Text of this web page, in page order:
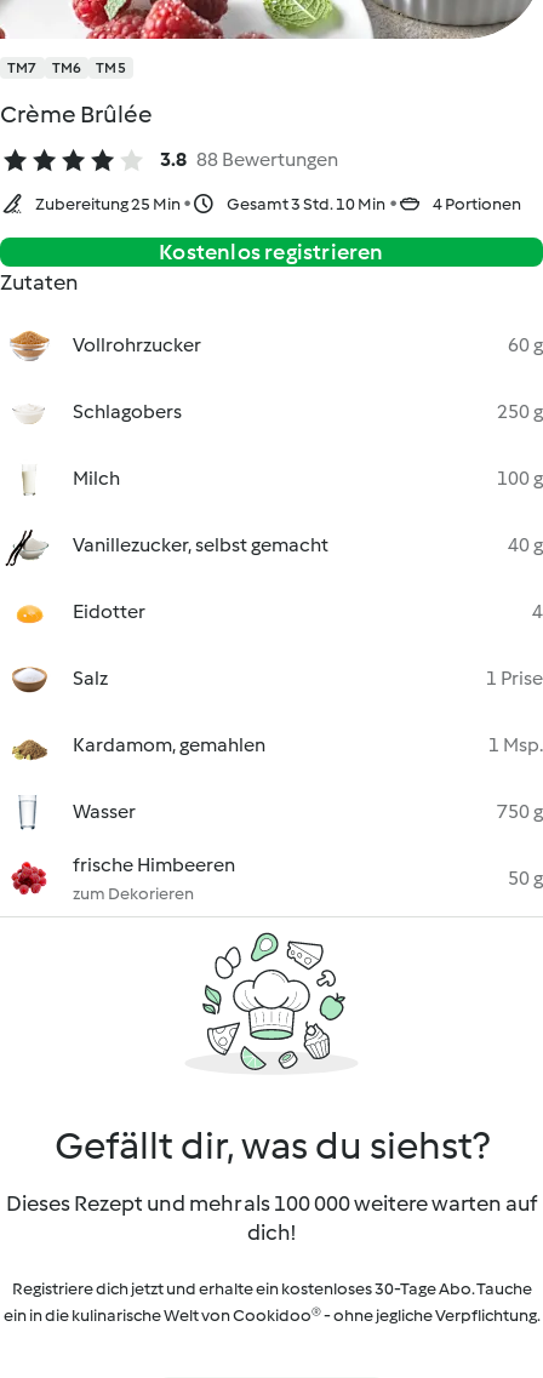
TM7 TM6 TM5
Crème Brûlée
3.8 88 Bewertungen
Zubereitung 25 Min Gesamt 3 Std. 10 Min 4 Portionen
Kostenlos registrieren
Zutaten
Vollrohrzucker 60 g
Schlagobers 250 g
Milch 100 g
Vanillezucker, selbst gemacht 40 g
Eidotter 4
Salz 1 Prise
Kardamom, gemahlen 1 Msp.
Wasser 750 g
frische Himbeeren
zum Dekorieren
50 g
Gefällt dir, was du siehst?
Dieses Rezept und mehr als 100 000 weitere warten auf
dich!
Registriere dich jetzt und erhalte ein kostenloses 30-Tage Abo. Tauche
ein in die kulinarische Welt von Cookidoo® - ohne jegliche Verpflichtung.